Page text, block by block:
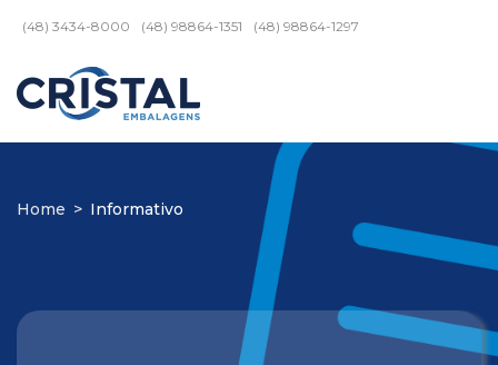
(48) 3434-8000 (48) 98864-1351 (48) 98864-1297
Home > Informativo